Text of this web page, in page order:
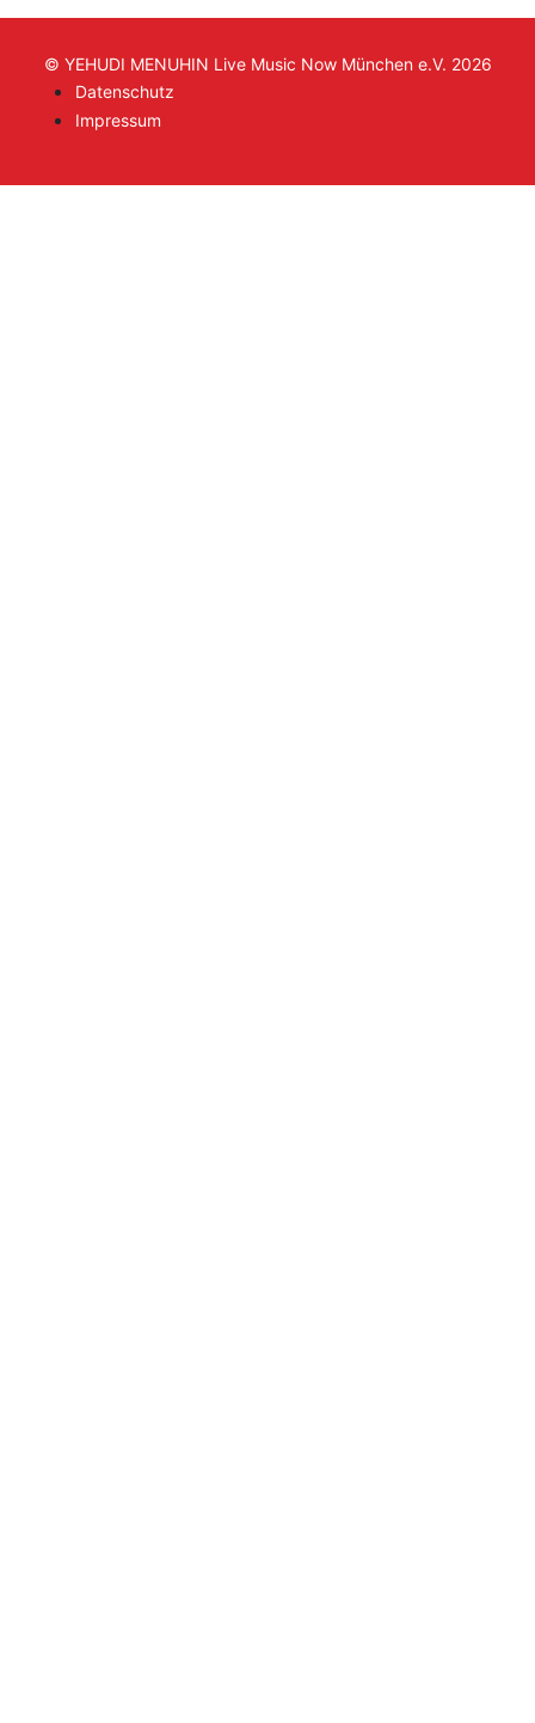
© YEHUDI MENUHIN Live Music Now München e.V. 2026
Datenschutz
Impressum